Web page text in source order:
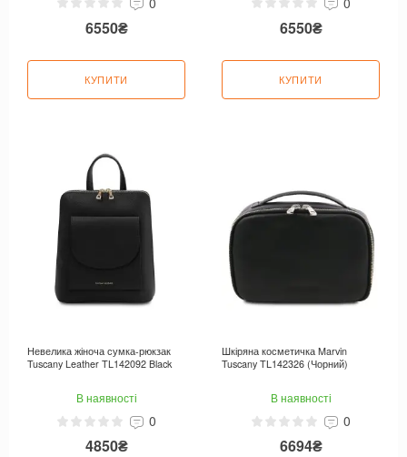
6550₴
КУПИТИ
6550₴
КУПИТИ
Невелика жіноча сумка-рюкзак
Tuscany Leather TL142092 Black
В наявності
0
4850₴
Шкіряна косметичка Marvin
Tuscany TL142326 (Чорний)
В наявності
0
6694₴